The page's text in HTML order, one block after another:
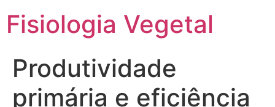
Fisiologia Vegetal
Produtividade
primária e eficiência